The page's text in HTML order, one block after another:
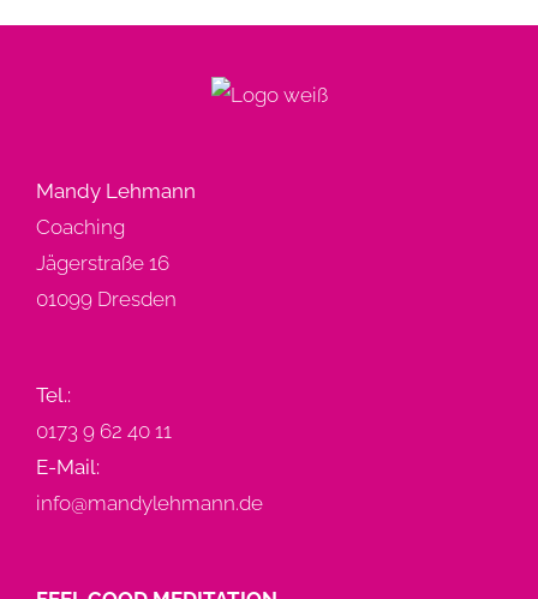
Mandy Lehmann
Coaching
Jägerstraße 16
01099 Dresden
Tel.:
0173 9 62 40 11
E-Mail:
info@mandylehmann.de